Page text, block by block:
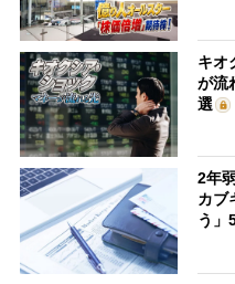
キオ
が流
選
2年
カブ
う」